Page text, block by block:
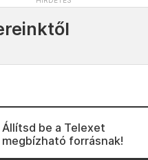
Állítsd be a Telexet
megbízható forrásnak!